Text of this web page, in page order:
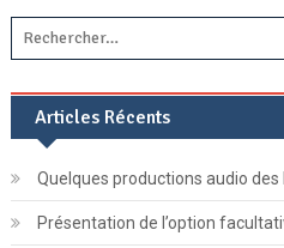
Articles Récents
Quelques productions audio des
Présentation de l’option